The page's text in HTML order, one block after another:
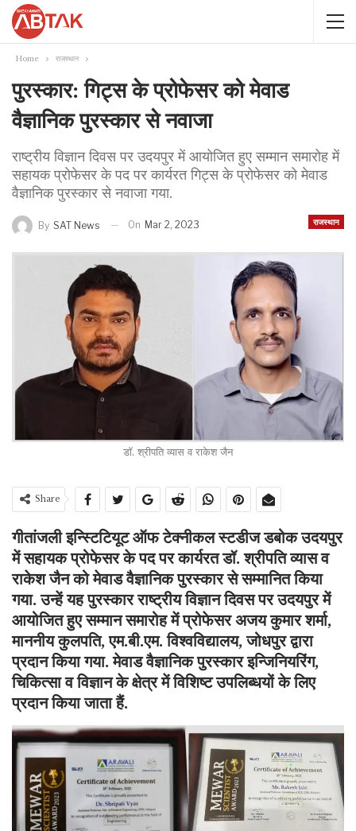
Home राजस्थान
पुरस्कार: गिट्स के प्रोफेसर को मेवाड
वैज्ञानिक पुरस्कार से नवाजा
राष्ट्रीय विज्ञान दिवस पर उदयपुर में आयोजित हुए सम्मान समारोह में
सहायक प्रोफेसर के पद पर कार्यरत गिट्स के प्रोफेसर को मेवाड
वैज्ञानिक पुरस्कार से नवाजा गया.
राजस्थान
By SAT News On Mar 2, 2023
डॉ. श्रीपति व्यास व राकेश जैन
Share
गीतांजली इन्स्टिटियूट ऑफ टेक्नीकल स्टडीज डबोक उदयपुर
में सहायक प्रोफेसर के पद पर कार्यरत डॉ. श्रीपति व्यास व
राकेश जैन को मेवाड वैज्ञानिक पुरस्कार से सम्मानित किया
गया. उन्हें यह पुरस्कार राष्ट्रीय विज्ञान दिवस पर उदयपुर में
आयोजित हुए सम्मान समारोह में प्रोफेसर अजय कुमार शर्मा,
माननीय कुलपति, एम.बी.एम. विश्वविद्यालय, जोधपुर द्वारा
प्रदान किया गया. मेवाड वैज्ञानिक पुरस्कार इन्जिनियरिंग,
चिकित्सा व विज्ञान के क्षेत्र में विशिष्ट उपलिब्धयों के लिए
प्रदान किया जाता हैं.